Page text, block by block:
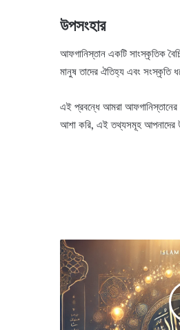
উপসংহার
আফগানিস্তান একটি সাংস্কৃতিক
মানুষ তাদের ঐতিহ্য এবং সংস্কৃতি ধরে
এই প্রবন্ধে আমরা আফগানিস্তানের
আশা করি, এই তথ্যসমূহ আপনাদের